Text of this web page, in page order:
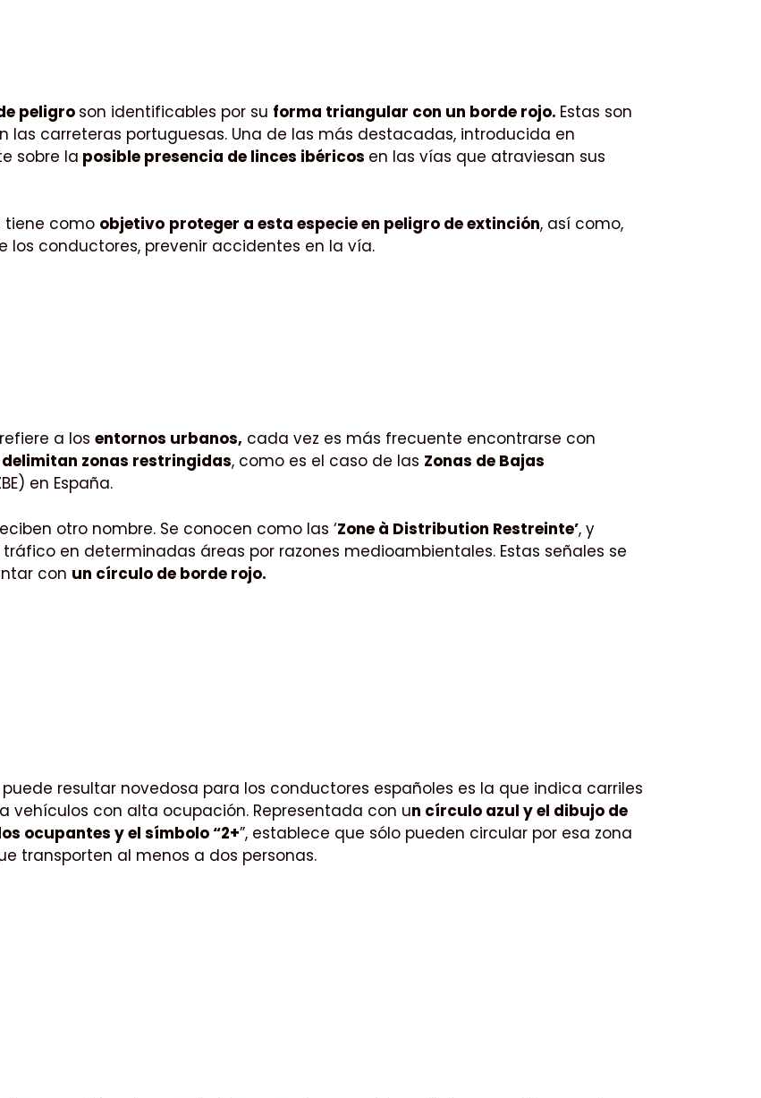
peligro son identificables por su forma triangular con un borde rojo. Estas son
las carreteras portuguesas. Una de las más destacadas, introducida en
sobre la posible presencia de linces ibéricos en las vías que atraviesan sus
tiene como objetivo proteger a esta especie en peligro de extinción, así como,
los conductores, prevenir accidentes en la vía.
a losentornos urbanos, cada vez es más frecuente encontrarse con
delimitan zonas restringidas, como es el caso de las Zonas de Bajas
en España.
otro nombre. Se conocen como las ‘Zone à Distribution Restreinte’, y
en determinadas áreas por razones medioambientales. Estas señales se
con un círculo de borde rojo.
resultar novedosa para los conductores españoles es la que indica carriles
vehículos con alta ocupación. Representada con un círculo azul y el dibujo de
ocupantes y el símbolo “2+”, establece que sólo pueden circular por esa zona
transporten al menos a dos personas.